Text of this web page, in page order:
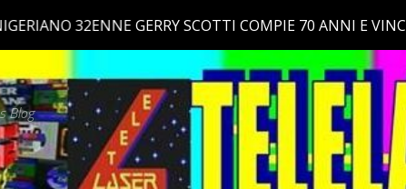
Blog